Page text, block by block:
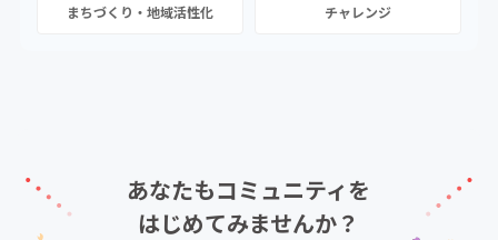
まちづくり・地域活性化 チャレンジ
あなたもコミュニティを
はじめてみませんか？